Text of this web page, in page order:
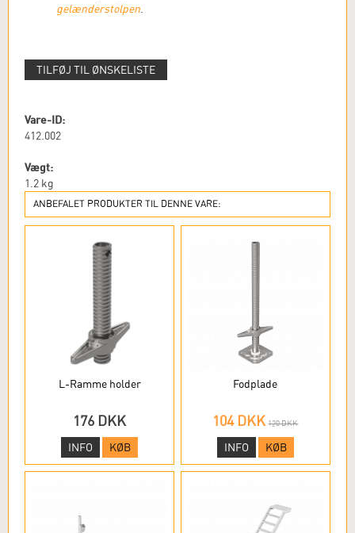
gelænderstolpen
TILFØJ TIL ØNSKELISTE
Vare-ID:
412.002
Vægt:
1.2 kg
ANBEFALET PRODUKTER TIL DENNE VARE:
L-Ramme holder
176 DKK
INFO KØB
Fodplade
104 DKK 120 DKK
INFO KØB